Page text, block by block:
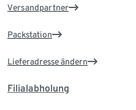
Versandpartner
Packstation
Lieferadresse ändern
Filialabholung